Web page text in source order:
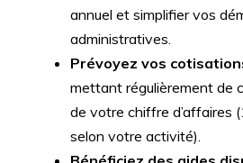
annuel et simplifier vos
administratives.
Prévoyez vos
mettant régulièrement de
de votre chiffre d’affaires
selon votre activité).